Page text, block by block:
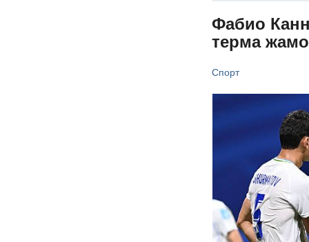
Фабио
терма
Спорт